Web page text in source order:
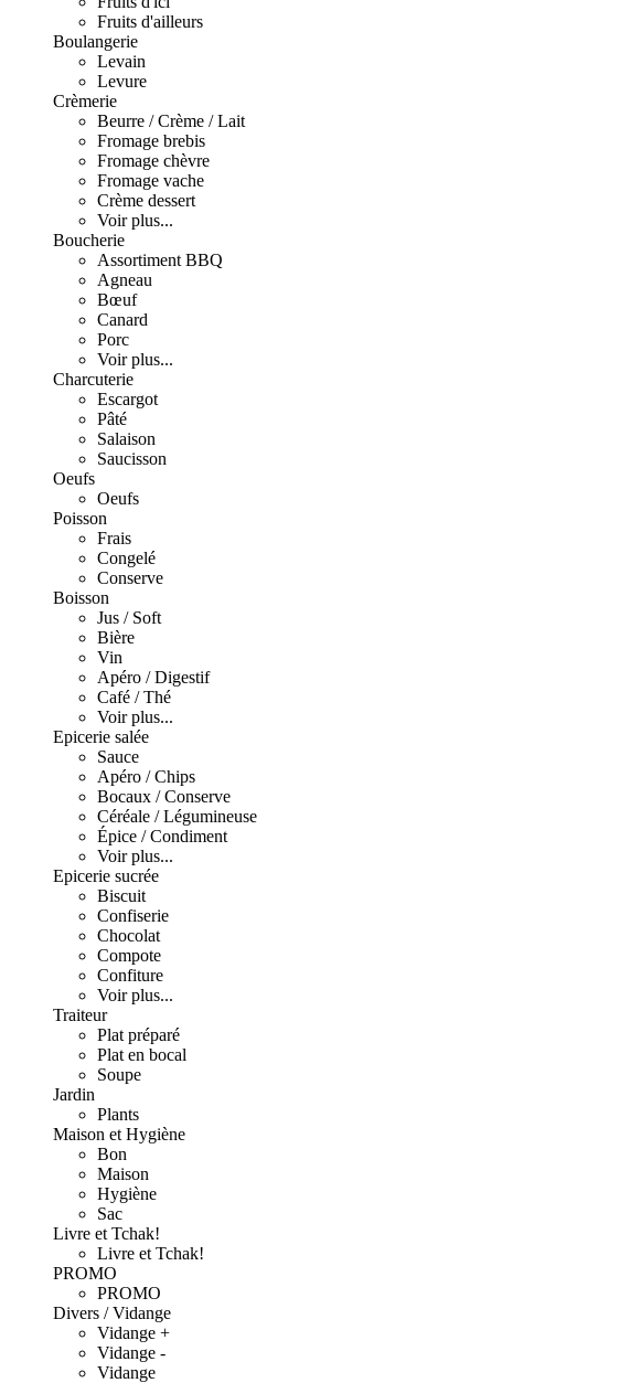
Fruits d'ailleurs
Boulangerie
Levain
Levure
Crèmerie
Beurre / Crème / Lait
Fromage brebis
Fromage chèvre
Fromage vache
Crème dessert
Voir plus...
Boucherie
Assortiment BBQ
Agneau
Bœuf
Canard
Porc
Voir plus...
Charcuterie
Escargot
Pâté
Salaison
Saucisson
Oeufs
Oeufs
Poisson
Frais
Congelé
Conserve
Boisson
Jus / Soft
Bière
Vin
Apéro / Digestif
Café / Thé
Voir plus...
Epicerie salée
Sauce
Apéro / Chips
Bocaux / Conserve
Céréale / Légumineuse
Épice / Condiment
Voir plus...
Epicerie sucrée
Biscuit
Confiserie
Chocolat
Compote
Confiture
Voir plus...
Traiteur
Plat préparé
Plat en bocal
Soupe
Jardin
Plants
Maison et Hygiène
Bon
Maison
Hygiène
Sac
Livre et Tchak!
Livre et Tchak!
PROMO
PROMO
Divers / Vidange
Vidange +
Vidange -
Vidange